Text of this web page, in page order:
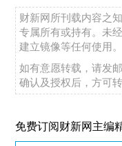
财新网所刊载内容之
专属所有或持有。未
建立镜像等任何使用。
如有意愿转载，请发
确认及授权后，方可转
免费订阅财新网主编